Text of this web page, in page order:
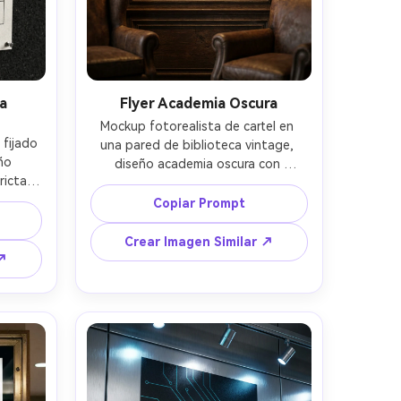
fijado
ruido
Flyer Academia Oscura
Mockup fotorealista de cartel en
una pared de biblioteca vintage,
diseño academia oscura con
ilustración antigua de libros y velas,
paleta sepia sobre negro, tipografía
con serif, arrugas sutiles de papel,
escudo de sello de cera, espaciado
elegante, viñeta suave, textura de
de tungsteno, fotografiado con
Sony A7IV, 55mm, f/2.8, realismo de
impresión premium --ar 4:5
Copiar Prompt
Crear Imagen Similar ↗